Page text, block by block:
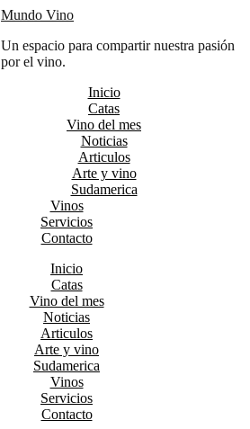
Mundo Vino
Un espacio para compartir nuestra pasión
por el vino.
Inicio
Catas
Vino del mes
Noticias
Articulos
Arte y vino
Sudamerica
Vinos
Servicios
Contacto
Inicio
Catas
Vino del mes
Noticias
Articulos
Arte y vino
Sudamerica
Vinos
Servicios
Contacto